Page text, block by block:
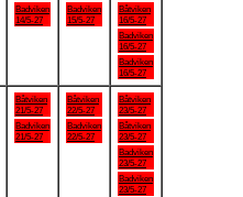
Badviken
14/5-27
Badviken
15/5-27
Båtviken
16/5-27
Badviken
16/5-27
Badviken
16/5-27
Båtviken
21/5-27
Badviken
21/5-27
Båtviken
22/5-27
Badviken
22/5-27
Båtviken
23/5-27
Båtviken
23/5-27
Badviken
23/5-27
Badviken
23/5-27